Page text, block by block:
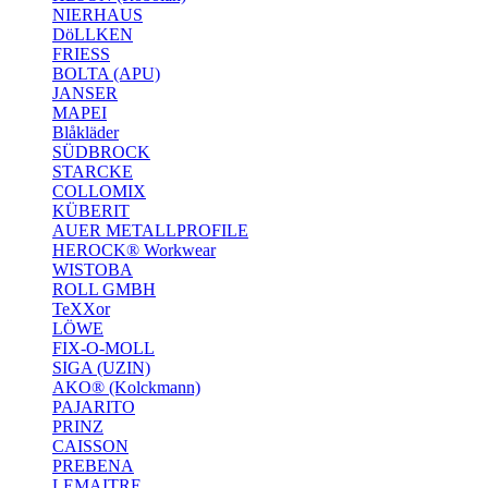
NIERHAUS
DöLLKEN
FRIESS
BOLTA (APU)
JANSER
MAPEI
Blåkläder
SÜDBROCK
STARCKE
COLLOMIX
KÜBERIT
AUER METALLPROFILE
HEROCK® Workwear
WISTOBA
ROLL GMBH
TeXXor
LÖWE
FIX-O-MOLL
SIGA (UZIN)
AKO® (Kolckmann)
PAJARITO
PRINZ
CAISSON
PREBENA